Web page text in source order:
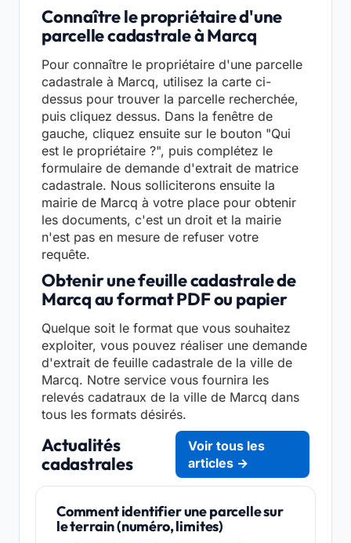
Connaître le propriétaire d'une
parcelle cadastrale à Marcq
Pour connaître le propriétaire d'une parcelle
cadastrale à Marcq, utilisez la carte ci-
dessus pour trouver la parcelle recherchée,
puis cliquez dessus. Dans la fenêtre de
gauche, cliquez ensuite sur le bouton "Qui
est le propriétaire ?", puis complétez le
formulaire de demande d'extrait de matrice
cadastrale. Nous solliciterons ensuite la
mairie de Marcq à votre place pour obtenir
les documents, c'est un droit et la mairie
n'est pas en mesure de refuser votre
requête.
Obtenir une feuille cadastrale de
Marcq au format PDF ou papier
Quelque soit le format que vous souhaitez
exploiter, vous pouvez réaliser une demande
d'extrait de feuille cadastrale de la ville de
Marcq. Notre service vous fournira les
relevés cadatraux de la ville de Marcq dans
tous les formats désirés.
Actualités
cadastrales
Voir tous les
articles →
Comment identifier une parcelle sur
le terrain (numéro, limites)